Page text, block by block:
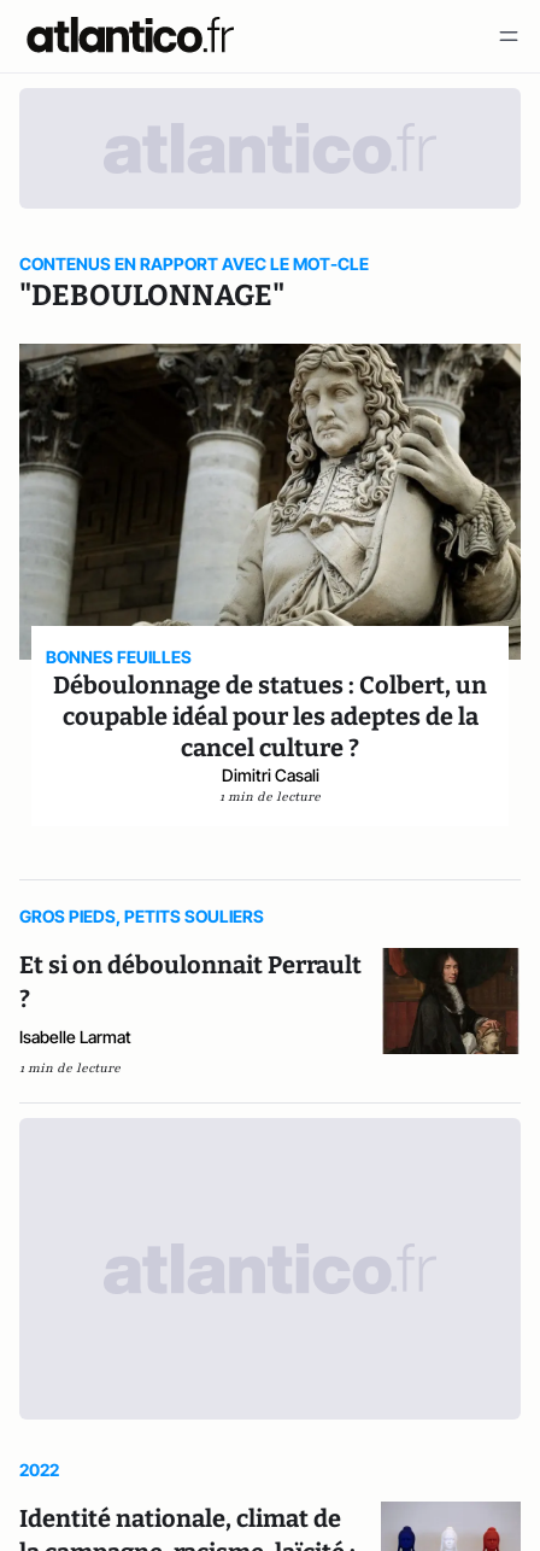
CONTENUS EN RAPPORT AVEC LE MOT-CLE
"DEBOULONNAGE"
BONNES FEUILLES
Déboulonnage de statues : Colbert, un
coupable idéal pour les adeptes de la
cancel culture ?
Dimitri Casali
1 min de lecture
GROS PIEDS, PETITS SOULIERS
Et si on déboulonnait Perrault
?
Isabelle Larmat
1 min de lecture
2022
Identité nationale, climat de